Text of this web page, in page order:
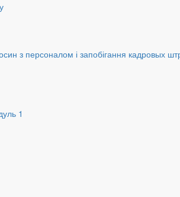
з персоналом і запобігання кадровых
1